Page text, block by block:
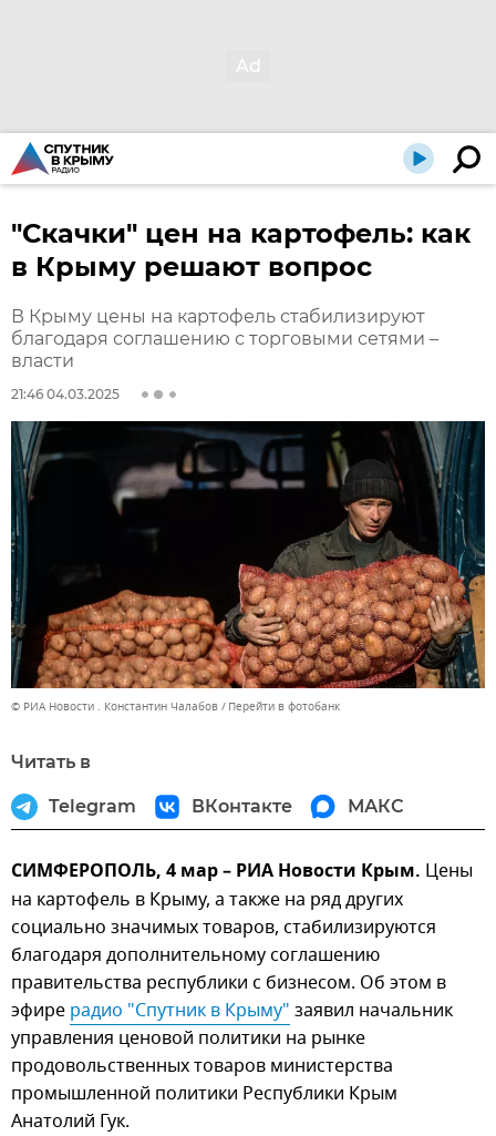
"Скачки" цен на картофель: как
в Крыму решают вопрос
В Крыму цены на картофель стабилизируют
благодаря соглашению с торговыми сетями –
власти
21:46 04.03.2025
© РИА Новости . Константин Чалабов Перейти в фотобанк
Читать в
Telegram ВКонтакте МАКС
СИМФЕРОПОЛЬ, 4 мар – РИА Новости Крым. Цены
на картофель в Крыму, а также на ряд других
социально значимых товаров, стабилизируются
благодаря дополнительному соглашению
правительства республики с бизнесом. Об этом в
эфире радио "Спутник в Крыму" заявил начальник
управления ценовой политики на рынке
продовольственных товаров министерства
промышленной политики Республики Крым
Анатолий Гук.